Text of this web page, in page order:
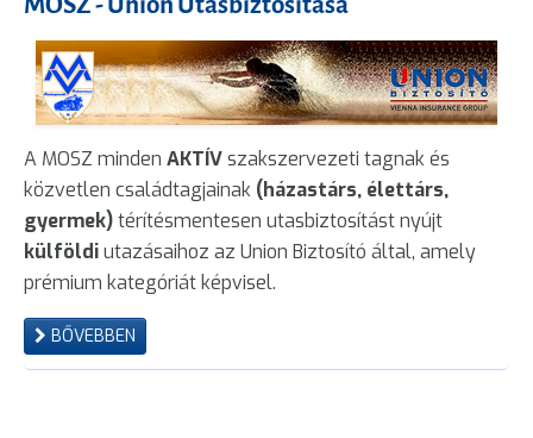
A MOSZ minden AKTÍVszakszervezeti tagnak és
közvetlen családtagjainak (házastárs, élettárs,
gyermek)térítésmentesen utasbiztosítást nyújt
külföldiutazásaihoz az Union Biztosító által, amely
prémium kategóriát képvisel.
BŐVEBBEN